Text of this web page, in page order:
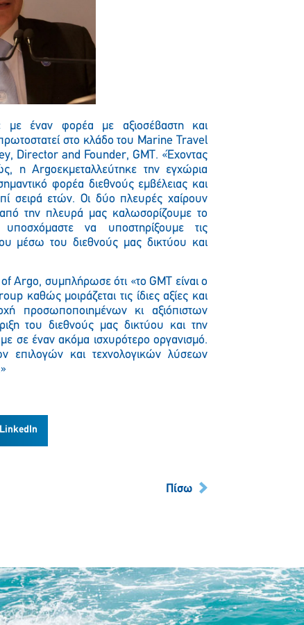
με έναν φορέα με αξιοσέβαστη και
στο κλάδο του Marine Travel
Director and Founder, GMT. «Έχοντας
η Argoεκμεταλλεύτηκε την εγχώρια
φορέα διεθνούς εμβέλειας και
σειρά ετών. Οι δύο πλευρές χαίρουν
από την πλευρά μας καλωσορίζουμε το
να υποστηρίξουμε τις
μέσω του διεθνούς μας δικτύου και
Argo, συμπλήρωσε ότι «το GMT είναι ο
καθώς μοιράζεται τις ίδιες αξίες και
προσωποποιημένων κι αξιόπιστων
του διεθνούς μας δικτύου και την
σε έναν ακόμα ισχυρότερο οργανισμό.
επιλογών και τεχνολογικών λύσεων
LinkedIn
Πίσω